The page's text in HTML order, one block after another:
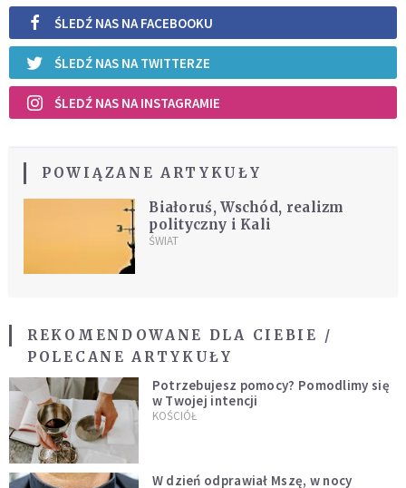
ŚLEDŹ NAS NA FACEBOOKU
ŚLEDŹ NAS NA TWITTERZE
ŚLEDŹ NAS NA INSTAGRAMIE
POWIĄZANE ARTYKUŁY
Białoruś, Wschód, realizm
polityczny i Kali
ŚWIAT
REKOMENDOWANE DLA CIEBIE /
POLECANE ARTYKUŁY
Potrzebujesz pomocy? Pomodlimy się
w Twojej intencji
KOŚCIÓŁ
W dzień odprawiał Mszę, w nocy